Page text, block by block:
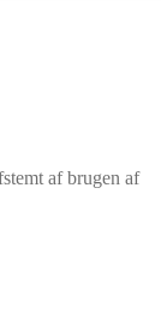
af brugen af